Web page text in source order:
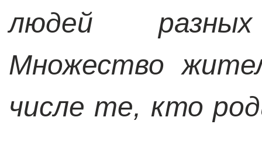
людей разных
Множество
числе те, кто